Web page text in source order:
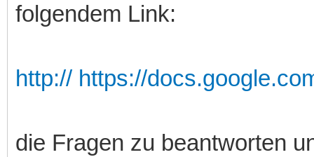
folgendem Link:
http:// https://
die Fragen zu beantworten